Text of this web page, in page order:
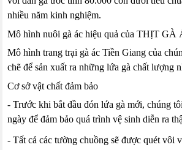
nhiều năm kinh nghiệm.
Mô hình nuôi gà ác hiệu quả của THỊT GÀ
Mô hình trang trại gà ác Tiền Giang của
chẽ để sản xuất ra những lứa gà chất lượng
Cơ sở vật chất đảm bảo
- Trước khi bắt đầu đón lứa gà mới, chúng
ngày để đảm bảo quá trình vệ sinh diễn ra
- Tất cả các tường chuồng sẽ được quét vôi